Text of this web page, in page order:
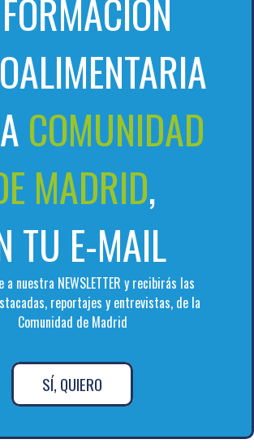
COMUNIDAD
MADRID,
TU E-MAIL
a nuestra NEWSLETTER y recibirás las
reportajes y entrevistas, de la
Comunidad de Madrid
SÍ, QUIERO